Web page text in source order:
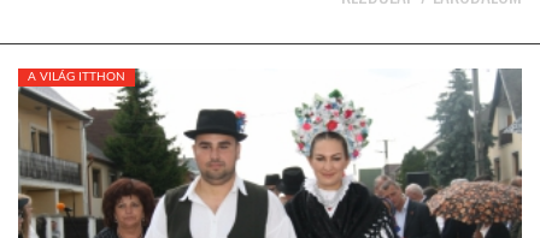
KÖZEL-KELET
AUSZTRÁLIA
A VILÁG ITTHON